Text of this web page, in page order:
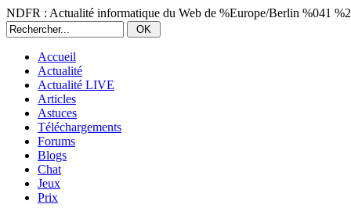
NDFR : Actualité informatique du Web de %Europe/Berlin %041
Accueil
Actualité
Actualité LIVE
Articles
Astuces
Téléchargements
Forums
Blogs
Chat
Jeux
Prix